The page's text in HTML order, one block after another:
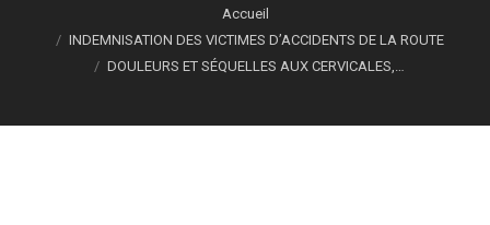
Accueil
INDEMNISATION DES VICTIMES D’ACCIDENTS DE LA ROUTE
DOULEURS ET SÉQUELLES AUX CERVICALES,…